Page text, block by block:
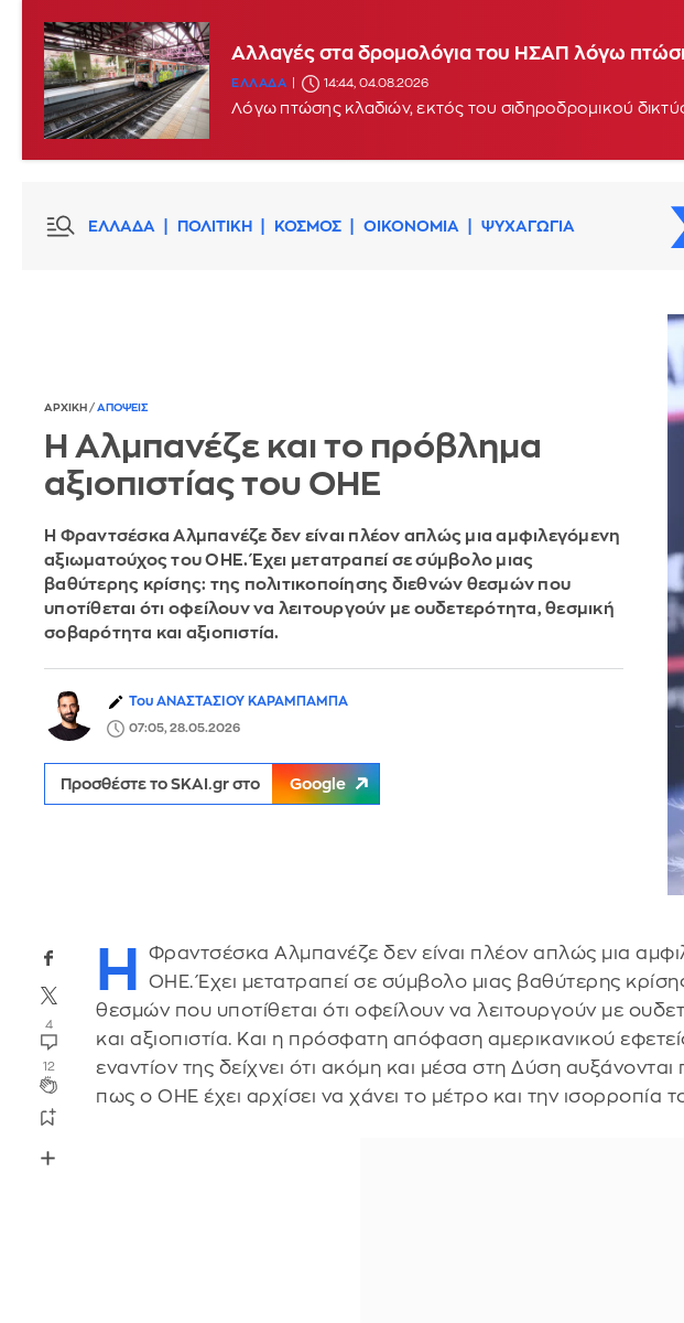
Φωτιά στο υπόγειο των δικαστηρίων Πειραιά
Αλλαγές στα δρομολόγια του ΗΣΑΠ λόγω
ΕΛΛΑΔΑ 14:44, 04.08.2026
Λόγω πτώσης κλαδιών, εκτός του σιδηροδρομικού
ΕΛΛΑΔΑ ΠΟΛΙΤΙΚΗ ΚΟΣΜΟΣ ΟΙΚΟΝΟΜΙΑ ΨΥΧΑΓΩΓΙΑ
ΑΡΧΙΚΗ / ΑΠΟΨΕΙΣ
Η Αλμπανέζε και το πρόβλημα
αξιοπιστίας του ΟΗΕ
Η Φραντσέσκα Αλμπανέζε δεν είναι πλέον απλώς μια αμφιλεγόμενη
αξιωματούχος του ΟΗΕ. Έχει μετατραπεί σε σύμβολο μιας
βαθύτερης κρίσης: της πολιτικοποίησης διεθνών θεσμών που
υποτίθεται ότι οφείλουν να λειτουργούν με ουδετερότητα, θεσμική
σοβαρότητα και αξιοπιστία.
Του ΑΝΑΣΤΑΣΙΟΥ ΚΑΡΑΜΠΑΜΠΑ
07:05, 28.05.2026
Προσθέστε το SKAI.gr στο Google
4
12
Η
Φραντσέσκα Αλμπανέζε δεν είναι πλέον απλώς μια
ΟΗΕ. Έχει μετατραπεί σε σύμβολο μιας βαθύτερης
θεσμών που υποτίθεται ότι οφείλουν να λειτουργούν με
και αξιοπιστία. Και η πρόσφατη απόφαση αμερικανικού
εναντίον της δείχνει ότι ακόμη και μέσα στη Δύση
πως ο ΟΗΕ έχει αρχίσει να χάνει το μέτρο και την ισορροπία